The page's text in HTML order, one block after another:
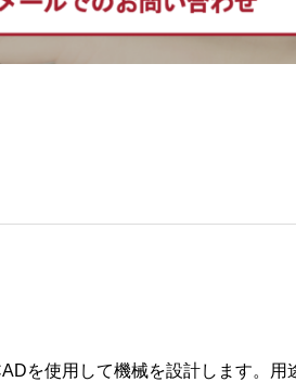
を使用して機械を設計します。用